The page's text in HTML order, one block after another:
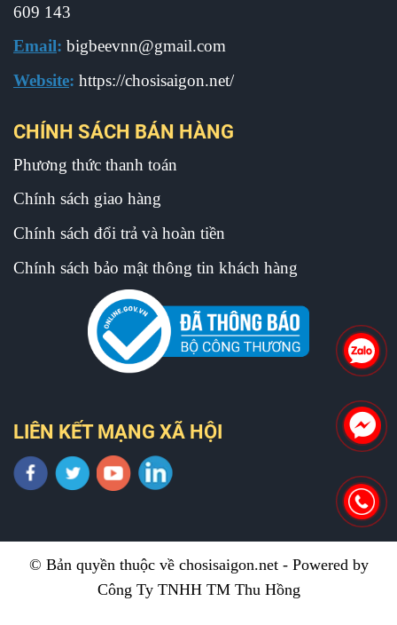
609 143
Email: bigbeevnn@gmail.com
Website: https://chosisaigon.net/
CHÍNH SÁCH BÁN HÀNG
Phương thức thanh toán
Chính sách giao hàng
Chính sách đổi trả và hoàn tiền
Chính sách bảo mật thông tin khách hàng
LIÊN KẾT MẠNG XÃ HỘI
© Bản quyền thuộc về chosisaigon.net - Powered by
Công Ty TNHH TM Thu Hồng